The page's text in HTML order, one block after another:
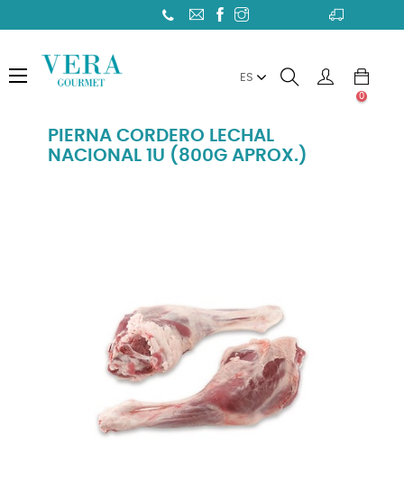
Toggle
☰ ES
0
PIERNA CORDERO LECHAL
NACIONAL 1U (800G APROX.)